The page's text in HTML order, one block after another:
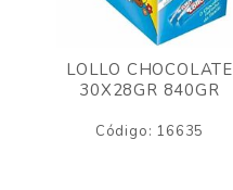
LOLLO CHOCOLATE
30X28GR 840GR
Código: 16635